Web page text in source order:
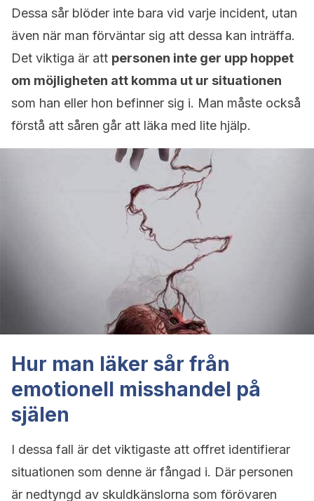
Dessa sår blöder inte bara vid varje incident, utan
även när man förväntar sig att dessa kan inträffa.
Det viktiga är att personen inte ger upp hoppet
om möjligheten att komma ut ur situationen
som han eller hon befinner sig i. Man måste också
förstå att såren går att läka med lite hjälp.
Hur man läker sår från
emotionell misshandel på
själen
I dessa fall är det viktigaste att offret identifierar
situationen som denne är fångad i. Där personen
är nedtyngd av skuldkänslorna som förövaren